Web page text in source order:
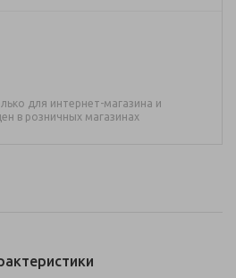
для интернет-магазина и
в розничных магазинах